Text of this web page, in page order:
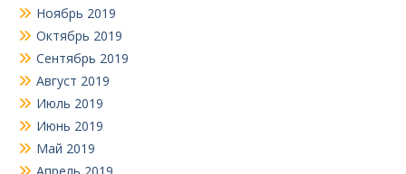
Ноябрь 2019
Октябрь 2019
Сентябрь 2019
Август 2019
Июль 2019
Июнь 2019
Май 2019